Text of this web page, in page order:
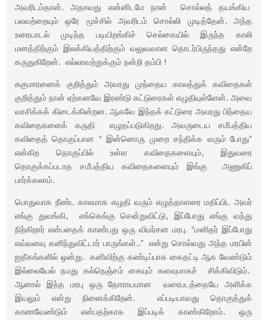
அவரிடம்தான். அதாவது என்னிடமே நான் சொல்லத் தயங்கிய
பலவற்றையும் ஒரே மூச்சில் அவரிடம் சொல்லி முடித்தேன். அந்த
உரையாடல் முடிந்த படியிறங்கிச் செல்கையில் இருந்த காலி
மனத்திற்கும் இலக்கியத்திற்கும் வலுவவான தொடர்பிருந்தது என்றே
கருதுகிறேன். எல்லாவற்றுக்கும் நன்றி தம்பி !
சுகுமாரனைக் குறித்தும் அவரது முந்தைய காலத்துக் கவிதைகள்
குறித்தும் நான் ஏற்கனவே இரண்டு கட்டுரைகள் எழுதியுள்ளேன். அவை
வாசிக்கக் கிடைக்கின்றன. ஆகவே இந்தக் கட்டுரை அவரது பிந்தைய
கவிதைகளைக் கருதி எழுதப்படுகிறது. அவருடைய சமீபத்திய
கவிதைத் தொகுப்பான “ இன்னொரு முறை சந்திக்க வரும் போது”
என்கிற தொகுப்பில் உள்ள கவிதைகளையும், இதுவரை
தொகுக்கப்படாத சமீபத்திய கவிதைகளையும் இங்கு அணுகிப்
பார்க்கலாம்.
பொதுவாக நீண்ட காலமாக எழுதி வரும் எழுத்தாளரை மதிப்பிட அவர்
எங்கு துவங்கி, எங்கெங்கு சென்றுவிட்டு, இப்போது எங்கு வந்து
நிற்கிறார் என்பதைக் காண்பது ஒரு விமர்சன மரபு. “மனிதர் இப்போது
எவ்வளவு கனிந்துவிட்டார் பாருங்கள்..” என்று சொல்வது அந்த மரபின்
ஐதீகங்களில் ஒன்று. கனிவிற்கு கண்டிப்பாக கைதட்டி ஆக வேண்டும்
இல்லையேல் நமது கல்நெஞ்சம் கையும் களவுமாகச் சிக்கிவிடும்.
ஆனால் இந்த மரபு ஒரு தோராயமான வரைபடத்தையே அளிக்க
இயலும் என்று நினைக்கிறேன். எப்படியாவது தொகுத்துக்
காணவேண்டும் என்பதற்காக இப்படிக் காண்கிறோம். ஒரு